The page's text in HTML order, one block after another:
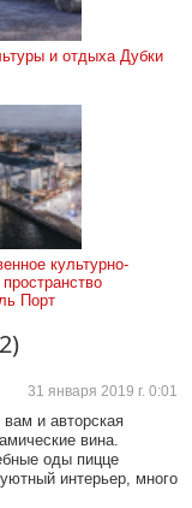
и отдыха Дубки
культурно-
Порт
31 января 2019 г. 0:01
и авторская
вина.
оды пицце
интерьер, много